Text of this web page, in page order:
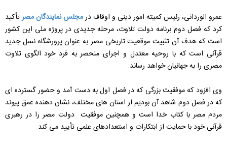
عمرو الوردانی، رئیس کمیته امور دینی و اوقاف درمجلس نمایندگان مصرتأکید
کرد که فصل دوم برنامه دولت تلاوت، مرحله جدیدی در پروژه ملی این کشور
است که هدف آن تثبیت موقعیت تاریخی مصر به عنوان پرورشگاه نسل جدید
قرآنی است که با روحیه معتدل و اجرای منحصر به فرد خود الگوی تلاوت
مصری را به جهانیان خواهد رساند.
وی افزود که موفقیت بزرگی که در فصل اول به دست آمد و حضور گسترده ای
که در فصل دوم شاهد آن بودیم از استان های مختلف، نشان دهنده عمق پیوند
مردم مصر با کتاب خدا است و همچنین موفقیت دولت مصر را در رهبری
قرآنی خود با حمایت از ابتکارات و استعدادهای علمی تأیید می کند.